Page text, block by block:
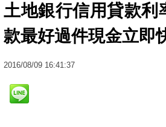
土地銀行信用貸款利
款最好過件現金立即
2016/08/09 16:41:37